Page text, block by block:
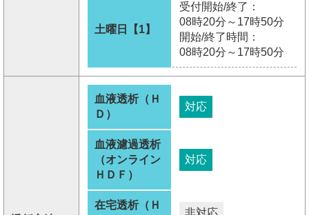
土曜日【1】
受付開始/終了：
08時20分～17時50分
開始/終了時間：
08時20分～17時50分
血液透析（Ｈ
Ｄ）
対応
血液濾過透析
（オンライン
ＨＤＦ）
対応
在宅透析（Ｈ
非対応